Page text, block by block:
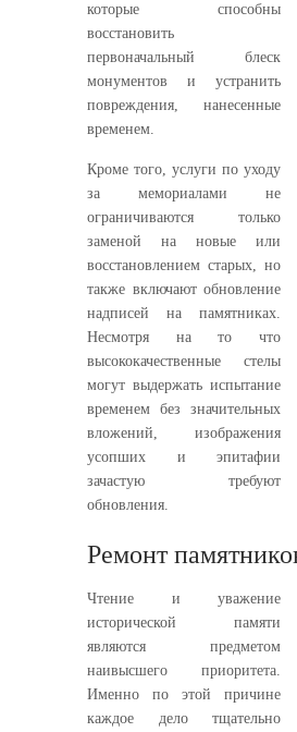
которые способны
восстановить
первоначальный блеск
монументов и устранить
повреждения, нанесенные
временем.
Кроме того, услуги по уходу
за мемориалами не
ограничиваются только
заменой на новые или
восстановлением старых, но
также включают обновление
надписей на памятниках.
Несмотря на то что
высококачественные стелы
могут выдержать испытание
временем без значительных
вложений, изображения
усопших и эпитафии
зачастую требуют
обновления.
Ремонт
Чтение и уважение
исторической памяти
являются предметом
наивысшего приоритета.
Именно по этой причине
каждое дело тщательно